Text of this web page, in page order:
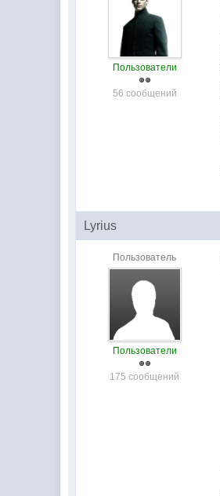
Пользователи
56 сообщений
Lyrius
Пользователь
Пользователи
175 сообщений